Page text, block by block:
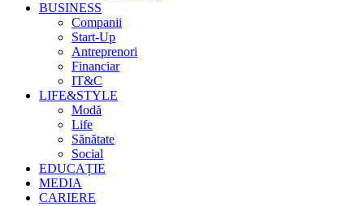
BUSINESS
Companii
Start-Up
Antreprenori
Financiar
IT&C
LIFE&STYLE
Modă
Life
Sănătate
Social
EDUCAȚIE
MEDIA
CARIERE